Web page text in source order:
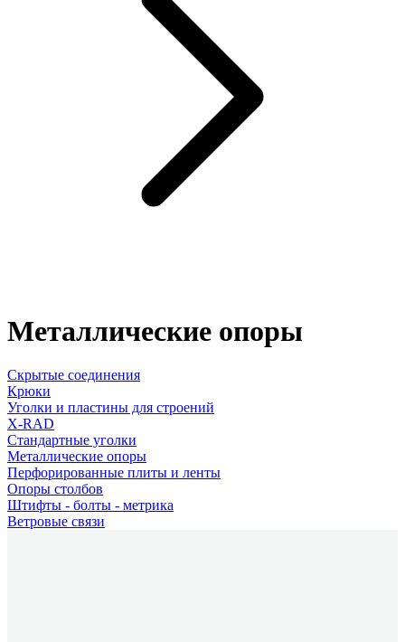
Металлические опоры
Скрытые соединения
Крюки
Уголки и пластины для строений
X-RAD
Стандартные уголки
Металлические опоры
Перфорированные плиты и ленты
Опоры столбов
Штифты - болты - метрика
Ветровые связи